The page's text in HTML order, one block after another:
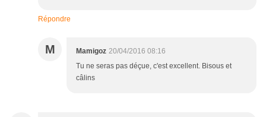
Répondre
M Mamigoz 20/04/2016 08:16
Tu ne seras pas déçue, c'est excellent. Bisous et
câlins